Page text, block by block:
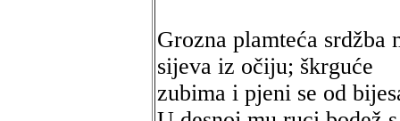
Grozna plamteća srdžba
sijeva iz očiju; škrguće
zubima i pjeni se od